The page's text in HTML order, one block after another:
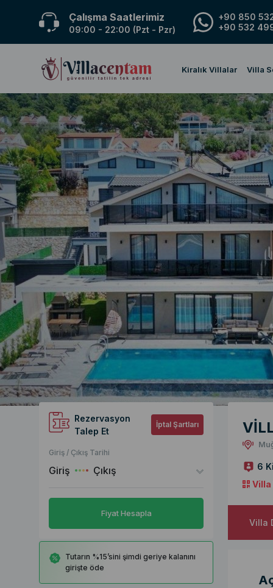
Çalışma Saatlerimiz
09:00 - 22:00 (Pzt - Pzr)
+90 850
+90 532
Kiralık Villalar Villa
Rezervasyon
Talep Et
İptal Şartları
Giriş / Çıkış Tarihi
Giriş Çıkış
Fiyat Hesapla
Tutarın %15’sini şimdi geriye kalanını
girişte öde
6
Villa
Villa